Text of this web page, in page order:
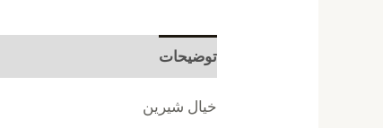
توضیحات
خیال شیرین